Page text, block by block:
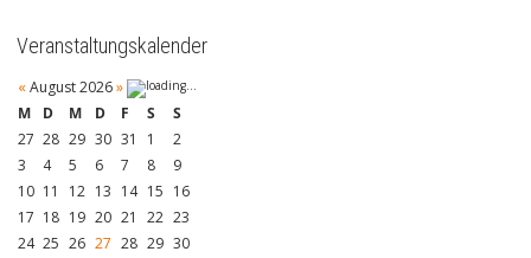
Veranstaltungskalender
« August 2026»
M
D M D F S
S
27 28 29 30 31 1
2
3
4 5 6 7 8
9
10 11 12 13 14 15 16
17 18 19 20 21 22 23
24 25 26 27 28 29 30